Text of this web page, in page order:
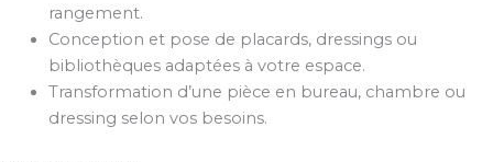
rangement.
Conception et pose de placards, dressings ou
bibliothèques adaptées à votre espace.
Transformation d’une pièce en bureau, chambre ou
dressing selon vos besoins.